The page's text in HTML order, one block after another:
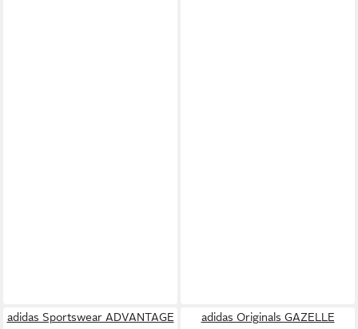
adidas Sportswear ADVANTAGE
adidas Originals GAZELLE